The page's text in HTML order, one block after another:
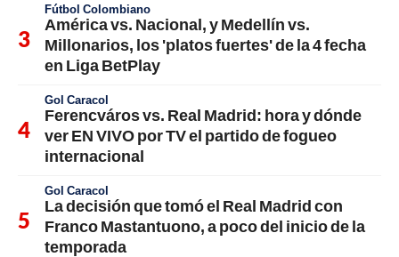
Fútbol Colombiano
América vs. Nacional, y Medellín vs.
Millonarios, los 'platos fuertes' de la 4 fecha
en Liga BetPlay
Gol Caracol
Ferencváros vs. Real Madrid: hora y dónde
ver EN VIVO por TV el partido de fogueo
internacional
Gol Caracol
La decisión que tomó el Real Madrid con
Franco Mastantuono, a poco del inicio de la
temporada